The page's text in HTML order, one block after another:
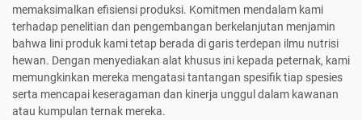
memaksimalkan efisiensi produksi. Komitmen mendalam kami
terhadap penelitian dan pengembangan berkelanjutan menjamin
bahwa lini produk kami tetap berada di garis terdepan ilmu nutrisi
hewan. Dengan menyediakan alat khusus ini kepada peternak, kami
memungkinkan mereka mengatasi tantangan spesifik tiap spesies
serta mencapai keseragaman dan kinerja unggul dalam kawanan
atau kumpulan ternak mereka.